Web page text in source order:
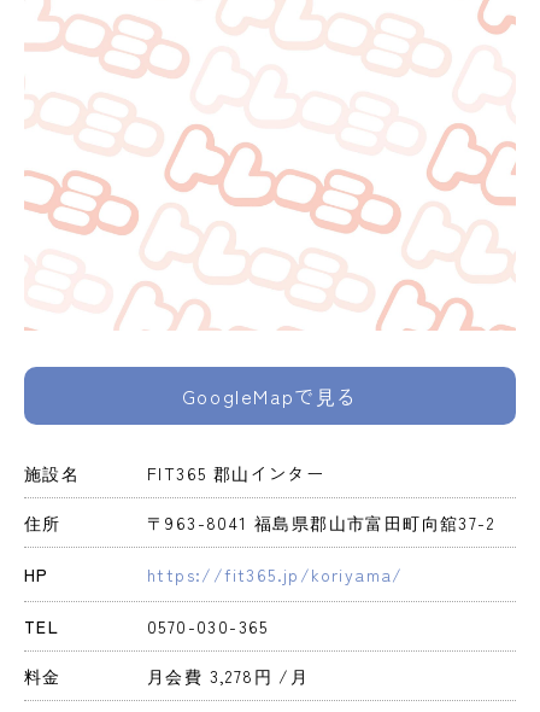
GoogleMapで見る
施設名 FIT365 郡山インター
住所 〒963-8041 福島県郡山市富田町向舘37-2
HP https://fit365.jp/koriyama/
TEL 0570-030-365
料金 月会費 3,278円 /月